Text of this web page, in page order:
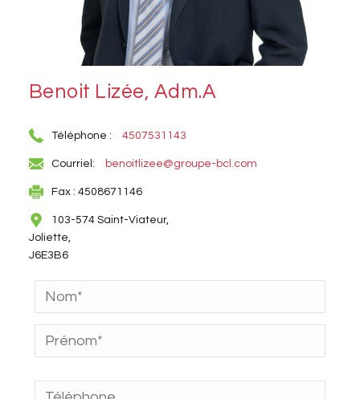
Benoit Lizée, Adm.A
Téléphone : 4507531143
Courriel: benoitlizee@groupe-bcl.com
Fax : 4508671146
103-574 Saint-Viateur,
Joliette,
J6E3B6